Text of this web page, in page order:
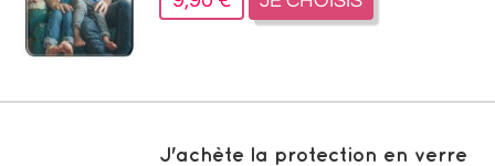
J'achète la protection en verre